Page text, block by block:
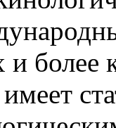
более